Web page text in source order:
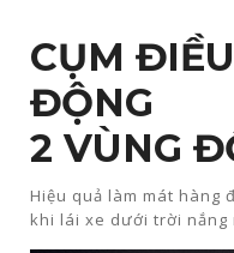
CỤM
ĐỘNG
2 VÙNG
Hiệu quả làm mát hàng
khi lái xe dưới trời nắng